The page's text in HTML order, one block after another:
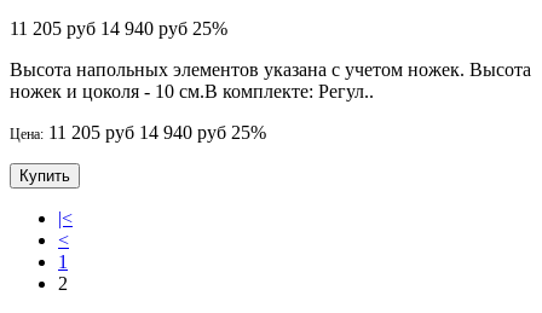
11 205 руб 14 940 руб 25%
Высота напольных элементов указана с учетом ножек. Высота
ножек и цоколя - 10 см.В комплекте: Регул..
Цена: 11 205 руб 14 940 руб 25%
Купить
|<
<
1
2